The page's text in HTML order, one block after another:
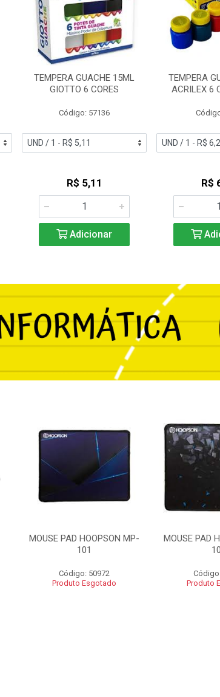
TEMPERA GUACHE 15ML
GIOTTO 6 CORES
Código: 57136
R$ 5,11
Adicionar
TEMPERA
ACRILEX 6
R$
MOUSE PAD HOOPSON MP-
101
Código: 50972
Produto Esgotado
MOUSE PAD
Produto